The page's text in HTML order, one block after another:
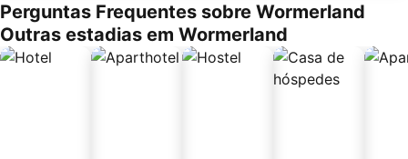
Perguntas Frequentes sobre Wormerland
Outras estadias em Wormerland